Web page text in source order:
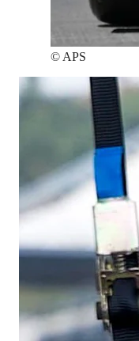
© APS